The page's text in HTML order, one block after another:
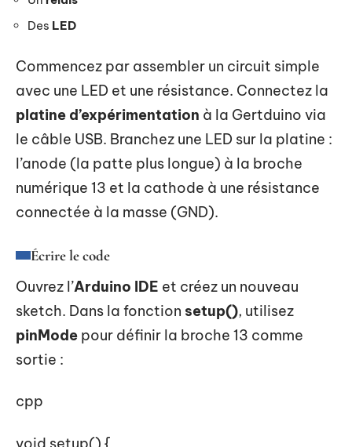
Des LED
Commencez par assembler un circuit simple
avec une LED et une résistance. Connectez la
platine d’expérimentation à la Gertduino via
le câble USB. Branchez une LED sur la platine :
l’anode (la patte plus longue) à la broche
numérique 13 et la cathode à une résistance
connectée à la masse (GND).
Écrire le code
Ouvrez l’Arduino IDE et créez un nouveau
sketch. Dans la fonction setup(), utilisez
pinMode pour définir la broche 13 comme
sortie :
cpp
void setup() {